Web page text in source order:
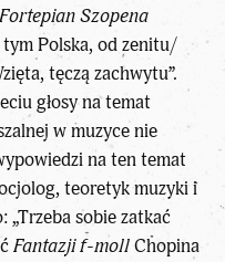
Fortepian Szopena
tym Polska, od zenitu/
tęczą zachwytu”.
głosy na temat
w muzyce nie
na ten temat
teoretyk muzyki i
sobie zatkać
Fantazji f-mollChopina